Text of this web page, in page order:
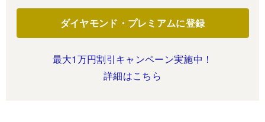
ダイヤモンド・プレミアムに登録
最大1万円割引キャンペーン実施中！
詳細はこちら